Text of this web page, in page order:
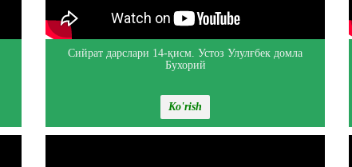
Сийрат дарслари 14-қисм. Устоз Улулғбек домла
Бухорий
Ko'rish